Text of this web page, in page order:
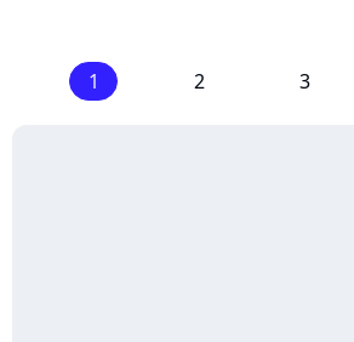
1 2 3